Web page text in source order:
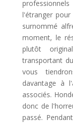
l'étranger
surnommé
moment, le
plutôt
transportant
vous
davantage à
associés.
donc de
passé.